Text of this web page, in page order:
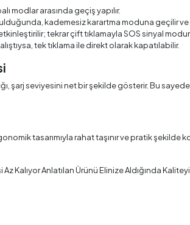
modlar arasında geçiş yapılır.
kademesiz karartma moduna geçilir
tekrar çift tıklamayla SOS sinyal
tek tıklama ile direkt olarak kapatılabilir.
şarj seviyesini net bir şekilde gösterir. Bu
tasarımıyla rahat taşınır ve pratik
Kalıyor Anlatılan Ürünü Elinize Aldığında